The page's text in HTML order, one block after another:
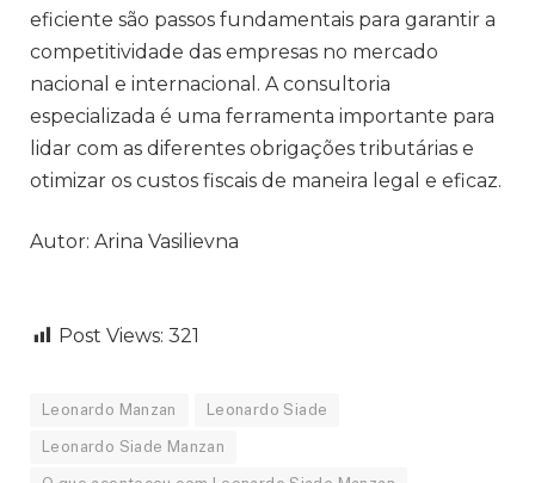
eficiente são passos fundamentais para garantir a
competitividade das empresas no mercado
nacional e internacional. A consultoria
especializada é uma ferramenta importante para
lidar com as diferentes obrigações tributárias e
otimizar os custos fiscais de maneira legal e eficaz.
Autor: Arina Vasilievna
Post Views: 321
Leonardo Manzan Leonardo Siade
Leonardo Siade Manzan